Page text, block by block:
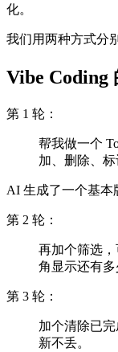
化。
我们用两种方式分
Vibe Coding
第 1 轮：
帮我做一个
加、删除、标
AI 生成了一个基本
第 2 轮：
再加个筛选
角显示还有多
第 3 轮：
加个清除已完
新不丢。